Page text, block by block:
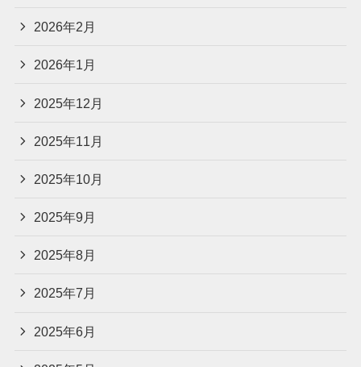
2026年2月
2026年1月
2025年12月
2025年11月
2025年10月
2025年9月
2025年8月
2025年7月
2025年6月